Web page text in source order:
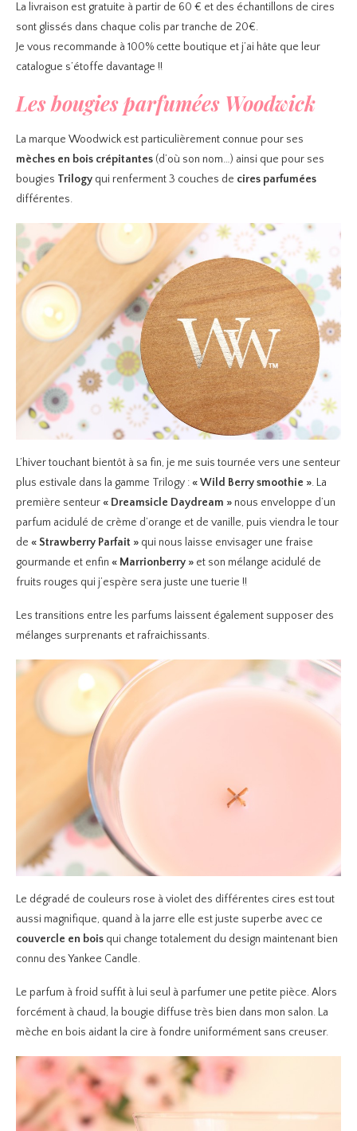
La livraison est gratuite à partir de 60 € et des échantillons de cires
sont glissés dans chaque colis par tranche de 20€.
Je vous recommande à 100% cette boutique et j’ai hâte que leur
catalogue s’étoffe davantage !!
Les bougies parfumées Woodwick
La marque Woodwick est particulièrement connue pour ses
mèches en bois crépitantes (d’où son nom…) ainsi que pour ses
bougies Trilogy qui renferment 3 couches de cires parfumées
différentes.
L’hiver touchant bientôt à sa fin, je me suis tournée vers une senteur
plus estivale dans la gamme Trilogy :« Wild Berry smoothie ». La
première senteur« Dreamsicle Daydream » nous enveloppe d’un
parfum acidulé de crème d’orange et de vanille, puis viendra le tour
de « Strawberry Parfait » qui nous laisse envisager une fraise
gourmande et enfin « Marrionberry » et son mélange acidulé de
fruits rouges qui j’espère sera juste une tuerie !!
Les transitions entre les parfums laissent également supposer des
mélanges surprenants et rafraichissants.
Le dégradé de couleurs rose à violet des différentes cires est tout
aussi magnifique, quand à la jarre elle est juste superbe avec ce
couvercle en bois qui change totalement du design maintenant bien
connu des Yankee Candle.
Le parfum à froid suffit à lui seul à parfumer une petite pièce. Alors
forcément à chaud, la bougie diffuse très bien dans mon salon. La
mèche en bois aidant la cire à fondre uniformément sans creuser.